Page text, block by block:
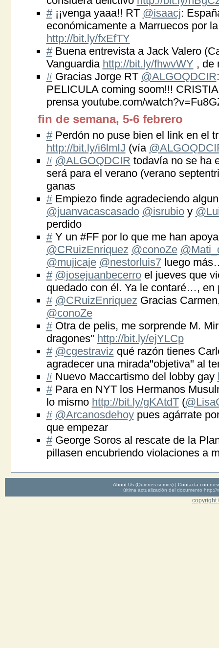
#¡¡venga yaaa!! RT @isaacj:
económicamente a Marruecos por
http://bit.ly/fxEfTY
#Buena entrevista a Jack Valero
Vanguardia http://bit.ly/fhwvWY , de
#Gracias Jorge RT @ALGOQDCIR
PELICULA coming soom!!!
prensa youtube.com/
fin de semana, 5-6 febrero
#Perdón no puse bien el link en el
http://bit.ly/i6lmIJ (vía
# @ALGOQDCIR todavía no se ha
será para el verano (verano
ganas
#Empiezo finde agradeciendo
@juanvacascasado @isrubioy
perdido
#Y un #FF por lo que me han
@CRuizEnriquez @conoZe
@mujicaje @nestorluis7 luego
# @josejuanbecerroel jueves que
quedado con él. Ya le contaré…, en
# @CRuizEnriquez Gracias
@conoZe
#Otra de pelis, me sorprende M.
dragones" http://bit.ly/ejYLCp
# @cgestraviz qué razón tienes
agradecer una mirada"objetiva" al
#Nuevo Maccartismo del lobby gay
#Para en NYT los Hermanos
lo mismo http://bit.ly/gKAtdT(
# @Arcanosdehoypues agárrate
que empezar
#George Soros al rescate de la
pillasen encubriendo violaciones a
About Us (Quienes somos) | Contacta con
última actualización del documento http://
copyright